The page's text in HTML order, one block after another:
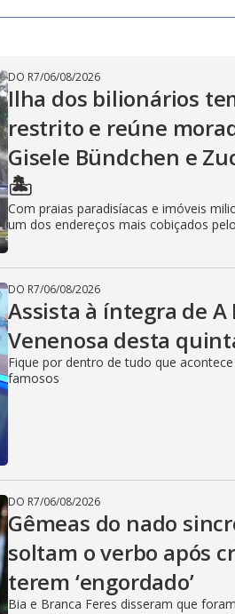
DO R7/06/08/2026
Ilha dos bilionários
restrito e reúne
Gisele Bündchen e
🏝️
Com praias paradisíacas e imóveis
um dos endereços mais cobiçados
DO R7/06/08/2026
Assista à íntegra de A
Venenosa desta
Fique por dentro de tudo que
famosos
DO R7/06/08/2026
Gêmeas do nado
soltam o verbo após
terem ‘engordado’
Bia e Branca Feres disseram que